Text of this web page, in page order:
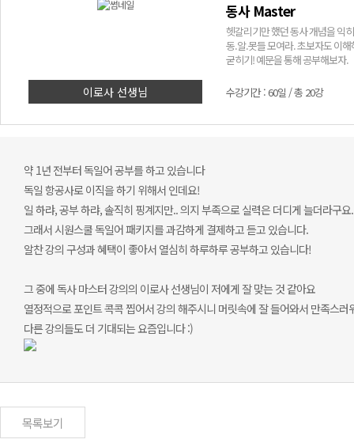
이로사 선생님
동사 Master
헷갈리기만 했던 동사 개념을 익
동.알.못들 모여라. 초보자도 이
굳히기! 예문을 통해 공부해보자.
수강기간 : 60일 / 총 20강
약 1년 전부터 독일어 공부를 하고 있습니다
독일 항공사로 이직을 하기 위해서 인데요!
일 하랴, 공부 하랴, 솔직히 핑계지만.. 의지 부족으로 실력은 더디게 늘더라구요.
그래서 시원스쿨 독일어 패키지를 과감하게 결제하고 듣고 있습니다.
알찬 강의 구성과 혜택이 좋아서 열심히 하루하루 공부하고 있습니다!
그 중에 독사 마스터 강의의 이로사 선생님이 저에게 잘 맞는 것 같아요
열정적으로 포인트 콕콕 찝어서 강의 해주시니 머릿속에 잘 들어와서 만족스러
다른 강의들도 더 기대되는 요즘입니다 :)
목록보기